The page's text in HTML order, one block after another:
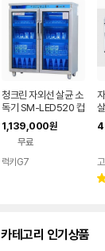
청크린 자외선 살균 소
독기 SM-LED520 컵
소독기 살균
1,139,000원
무료
럭키G7
별
카테고리 인기상품